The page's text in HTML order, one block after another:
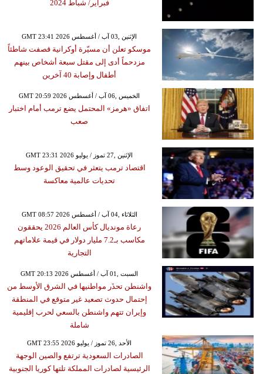
فبراير/ شباط 2024
GMT 23:41 2026 الإثنين ,03 آب / أغسطس
موسكو تعلن أن مسيّرة أوكرانية قصفت شاطئاً
مزدحماً أدى إلى مقتل سبعة أشخاص بينهم
أطفال وإصابة 40 آخرين
GMT 20:59 2026 الخميس ,06 آب / أغسطس
اتفاق «هرمز» المحتمل يضع ترمب أمام اختبار
صعب
GMT 23:31 2026 الإثنين ,27 تموز / يوليو
اقتصاد ترمب يتعثر في تحقيق الوعود وسط
تحديات عالمية معاكسة
GMT 08:57 2026 الثلاثاء ,04 آب / أغسطس
رعاة مونديال كأس العالم 2026 يحققون
مكاسب بـ7.2 مليار دولار في قيمة علاماتهم
التجارية
GMT 20:13 2026 السبت ,01 آب / أغسطس
واشنطن تحذَر مواطنيها في الشرق الأوسط من
إحتمال حدوث تصعيد غير متوقع في المنطقة
وإيران تتهم واشنطن بالسعي لحرب إقليمية
شاملة
GMT 23:55 2026 الأحد ,26 تموز / يوليو
الصادرات السعودية ترتفع والصين الوجهة
الرئيسية لصادرات المملكة تلتها كوريا الجنوبية